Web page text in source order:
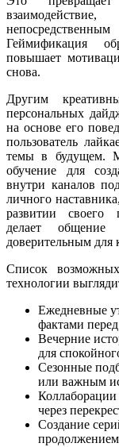
Геймификация
повышает
снова.
Другим
персональных
на основе его
пользователь
темы в будущем.
обучение для
внутри каналов
личного
развитии своего
делает
доверительным для
Список
технологии
Ежедневные
фактами
Вечерние
для
Сезонные
или важным
через
Создание